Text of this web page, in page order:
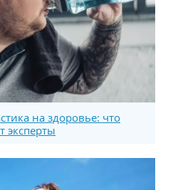
на здоровье: что
эксперты